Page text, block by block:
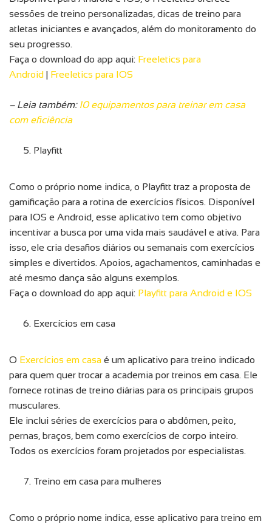
sessões de treino personalizadas, dicas de treino para
atletas iniciantes e avançados, além do monitoramento do
seu progresso.
Faça o download do app aqui: Freeletics para
Android | Freeletics para IOS
– Leia também: 10 equipamentos para treinar em casa
com eficiência
Playfitt
Como o próprio nome indica, o Playfitt traz a proposta de
gamificação para a rotina de exercícios físicos. Disponível
para IOS e Android, esse aplicativo tem como objetivo
incentivar a busca por uma vida mais saudável e ativa. Para
isso, ele cria desafios diários ou semanais com exercícios
simples e divertidos. Apoios, agachamentos, caminhadas e
até mesmo dança são alguns exemplos.
Faça o download do app aqui: Playfitt para Android e IOS
Exercícios em casa
O Exercícios em casa é um aplicativo para treino indicado
para quem quer trocar a academia por treinos em casa. Ele
fornece rotinas de treino diárias para os principais grupos
musculares.
Ele inclui séries de exercícios para o abdômen, peito,
pernas, braços, bem como exercícios de corpo inteiro.
Todos os exercícios foram projetados por especialistas.
Treino em casa para mulheres
Como o próprio nome indica, esse aplicativo para treino em